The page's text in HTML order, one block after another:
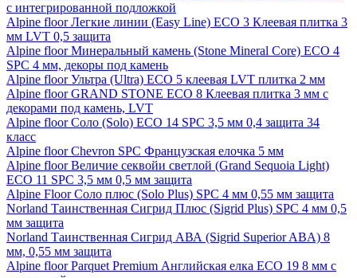
с интегрированной подложкой
Alpine floor Легкие линии (Easy Line) ECO 3 Клеевая плитка 3
мм LVT 0,5 защита
Alpine floor Минеральный камень (Stone Mineral Core) ECO 4
SPC 4 мм, декоры под камень
Alpine floor Ультра (Ultra) ECO 5 клеевая LVT плитка 2 мм
Alpine floor GRAND STONE ECO 8 Клеевая плитка 3 мм с
декорами под камень, LVT
Alpine floor Соло (Solo) ECO 14 SPC 3,5 мм 0,4 защита 34
класс
Alpine floor Chevron SPC Французская елочка 5 мм
Alpine floor Величие секвойи светлой (Grand Sequoia Light)
ECO 11 SPC 3,5 мм 0,5 мм защита
Alpine Floor Соло плюс (Solo Plus) SPC 4 мм 0,55 мм защита
Norland Таинственная Сигрид Плюс (Sigrid Plus) SPC 4 мм 0,5
мм защита
Norland Таинственная Сигрид АВА (Sigrid Superior ABA) 8
мм, 0,55 мм защита
Alpine floor Parquet Premium Английская елка ECO 19 8 мм с